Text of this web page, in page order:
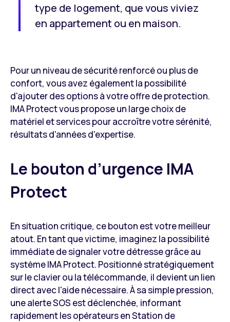
type de logement, que vous viviez
en appartement ou en maison.
Pour un niveau de sécurité renforcé ou plus de
confort, vous avez également la possibilité
d'ajouter des options à votre offre de protection.
IMA Protectvous propose un large choix de
matériel et services pour accroître votre sérénité,
résultats d'années d'expertise.
Le bouton d’urgence IMA
Protect
En situation critique, ce bouton est votre meilleur
atout. En tant que victime, imaginez la possibilité
immédiate de signaler votre détresse grâce au
système IMA Protect. Positionné stratégiquement
sur le clavier ou la télécommande, il devient un lien
direct avec l'aide nécessaire. À sa simple pression,
une alerte SOS est déclenchée, informant
rapidement les opérateurs en Station de